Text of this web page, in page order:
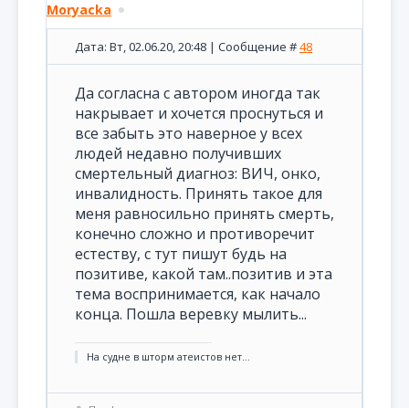
Moryacka
Дата: Вт, 02.06.20, 20:48 | Сообщение #48
Да согласна с автором иногда так
накрывает и хочется проснуться и
все забыть это наверное у всех
людей недавно получивших
смертельный диагноз: ВИЧ, онко,
инвалидность. Принять такое для
меня равносильно принять смерть,
конечно сложно и противоречит
естеству, с тут пишут будь на
позитиве, какой там..позитив и эта
тема воспринимается, как начало
конца. Пошла веревку мылить...
На судне в шторм атеистов нет...